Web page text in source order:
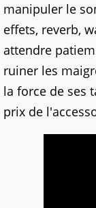
manipuler le
effets, reverb,
attendre
ruiner les
la force de ses
prix de